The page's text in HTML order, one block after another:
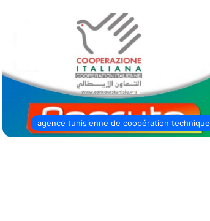
agence tunisienne de coopération technique